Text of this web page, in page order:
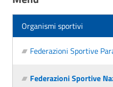
Organismi sportivi
Federazioni Sportive
Federazioni Sportive